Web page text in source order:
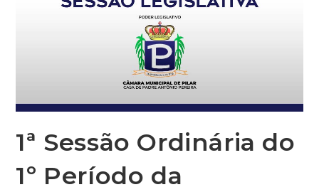
1ª Sessão Ordinária do
1º Período da